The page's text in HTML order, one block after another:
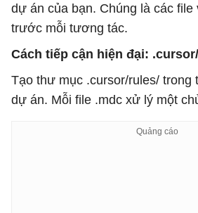
dự án của bạn. Chúng là các file
trước mỗi tương tác.
Cách tiếp cận hiện đại:
Tạo thư mục .cursor/rules/ trong
dự án. Mỗi file .mdc xử lý một